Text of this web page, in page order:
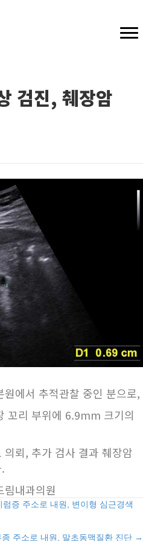
검진, 췌장암
에서 추적관찰 중인 분으로,
꼬리 부위에 6.9mm 크기의
뢰, 추가 검사 결과 췌장암
내과의원
증 주소로 내원, 변이형 심근경색
주소로 내원, 말초동맥질환 진단 →